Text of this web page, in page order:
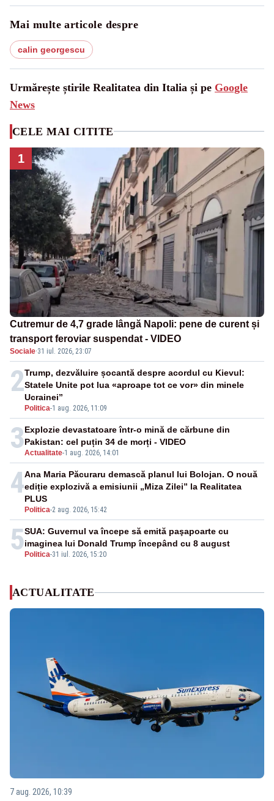
Mai multe articole despre
calin georgescu
Urmărește știrile Realitatea din Italia și pe Google
News
CELE MAI CITITE
1
Cutremur de 4,7 grade lângă Napoli: pene de curent și
transport feroviar suspendat - VIDEO
Sociale·31 iul. 2026, 23:07
2
Politica-1 aug. 2026, 11:09
Trump, dezvăluire șocantă despre acordul cu Kievul:
Statele Unite pot lua «aproape tot ce vor» din minele
Ucrainei”
3Actualitate-1 aug. 2026, 14:01
Explozie devastatoare într-o mină de cărbune din
Pakistan: cel puțin 34 de morți - VIDEO
4
Politica-2 aug. 2026, 15:42
Ana Maria Păcuraru demască planul lui Bolojan. O nouă
ediție explozivă a emisiunii „Miza Zilei” la Realitatea
PLUS
5 Politica-31 iul. 2026, 15:20
SUA: Guvernul va începe să emită paşapoarte cu
imaginea lui Donald Trump începând cu 8 august
ACTUALITATE
7 aug. 2026, 10:39